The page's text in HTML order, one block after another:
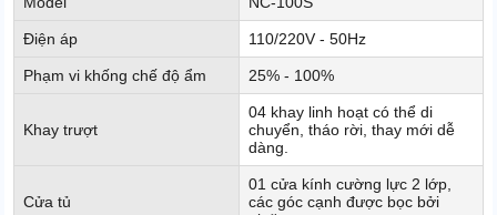
Điện áp 110/220V - 50Hz
Phạm vi khống chế độ ẩm 25% - 100%
Khay trượt
04 khay linh hoạt có thể di
chuyển, tháo rời, thay mới dễ
dàng.
Cửa tủ
01 cửa kính cường lực 2 lớp,
các góc cạnh được bọc bởi